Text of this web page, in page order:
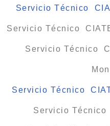
Servicio Técnico
Servicio Técnico
Servicio Técnico
Servicio Técnico
Servicio